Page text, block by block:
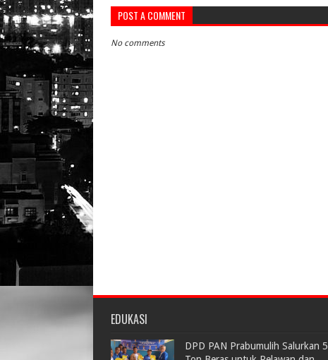
POST A COMMENT
No comments
EDUKASI
DPD PAN Prabumulih Salurkan 5